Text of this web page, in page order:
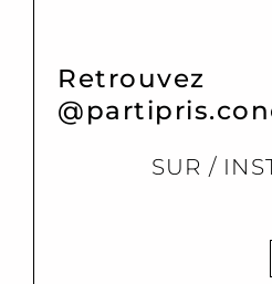
Retrouvez
SUR /